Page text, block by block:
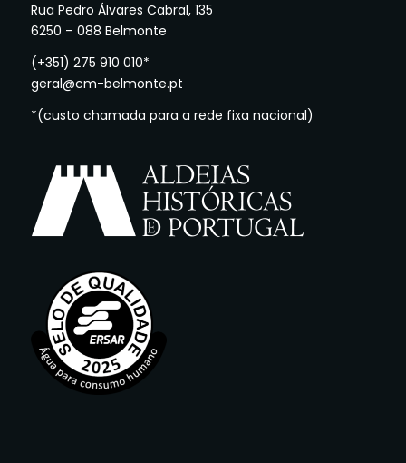
Rua Pedro Álvares Cabral, 135
6250 – 088 Belmonte
(+351) 275 910 010*
geral@cm-belmonte.pt
*(custo chamada para a rede fixa nacional)